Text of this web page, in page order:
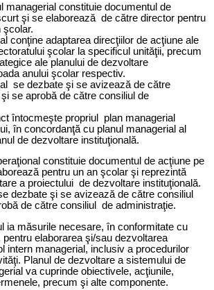
managerial constituie documentul de
şi se elaborează de către director pentru
şcolar.
conţine adaptarea direcţiilor de acţiune ale
şcolar la specificul unităţii, precum
ale planului de dezvoltare
anului şcolar respectiv.
se dezbate şi se avizează de către
se aprobă de către consiliul de
întocmeşte propriul plan managerial
în concordanţă cu planul managerial al
de dezvoltare instituţională.
constituie documentul de acţiune pe
pentru un an şcolar şi reprezintă
a proiectului de dezvoltare instituţională.
dezbate şi se avizează de către consiliul
de către consiliul de administraţie.
ia măsurile necesare, în conformitate cu
pentru elaborarea şi/sau dezvoltarea
intern managerial, inclusiv a procedurilor
Planul de dezvoltare a sistemului de
va cuprinde obiectivele, acţiunile,
precum şi alte componente.